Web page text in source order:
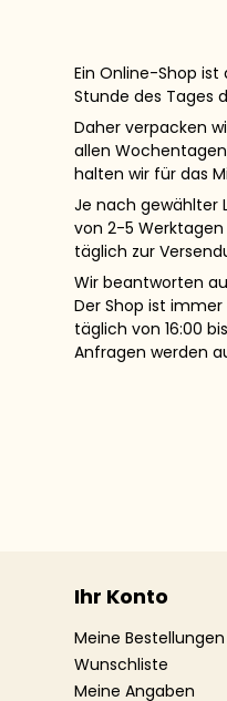
Ein Online-Shop
Stunde des Tages
Daher verpacken
allen
halten wir für das
Je nach gewählter
von 2-5
täglich zur
Wir beantworten
Der Shop ist
täglich von 16:00
Anfragen werden
Ihr Konto
Meine Bestellungen
Wunschliste
Meine Angaben